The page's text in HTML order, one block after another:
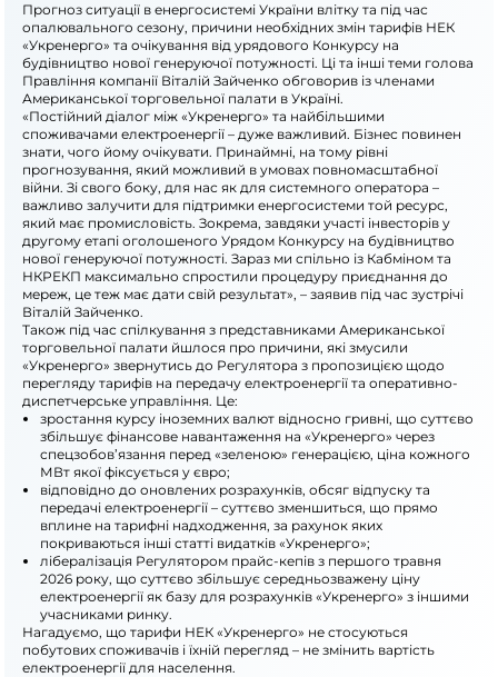
Прогноз ситуації в енергосистемі України влітку та під час
опалювального сезону, причини необхідних змін тарифів НЕК
«Укренерго» та очікування від урядового Конкурсу на
будівництво нової генеруючої потужності. Ці та інші теми голова
Правління компанії Віталій Зайченко обговорив із членами
Американської торговельної палати в Україні.
«Постійний діалог між «Укренерго» та найбільшими
споживачами електроенергії – дуже важливий. Бізнес повинен
знати, чого йому очікувати. Принаймні, на тому рівні
прогнозування, який можливий в умовах повномасштабної
війни. Зі свого боку, для нас як для системного оператора –
важливо залучити для підтримки енергосистеми той ресурс,
який має промисловість. Зокрема, завдяки участі інвесторів у
другому етапі оголошеного Урядом Конкурсу на будівництво
нової генеруючої потужності. Зараз ми спільно із Кабміном та
НКРЕКП максимально спростили процедуру приєднання до
мереж, це теж має дати свій результат», – заявив під час зустрічі
Віталій Зайченко.
Також під час спілкування з представниками Американської
торговельної палати йшлося про причини, які змусили
«Укренерго» звернутись до Регулятора з пропозицією щодо
перегляду тарифів на передачу електроенергії та оперативно-
диспетчерське управління. Це:
зростання курсу іноземних валют відносно гривні, що суттєво
збільшує фінансове навантаження на «Укренерго» через
спецзобов’язання перед «зеленою» генерацією, ціна кожного
МВт якої фіксується у євро;
відповідно до оновлених розрахунків, обсяг відпуску та
передачі електроенергії – суттєво зменшиться, що прямо
вплине на тарифні надходження, за рахунок яких
покриваються інші статті видатків «Укренерго»;
лібералізація Регулятором прайс-кепів з першого травня
2026 року, що суттєво збільшує середньозважену ціну
електроенергії як базу для розрахунків «Укренерго» з іншими
учасниками ринку.
Нагадуємо, що тарифи НЕК «Укренерго» не стосуються
побутових споживачів і їхній перегляд – не змінить вартість
електроенергії для населення.